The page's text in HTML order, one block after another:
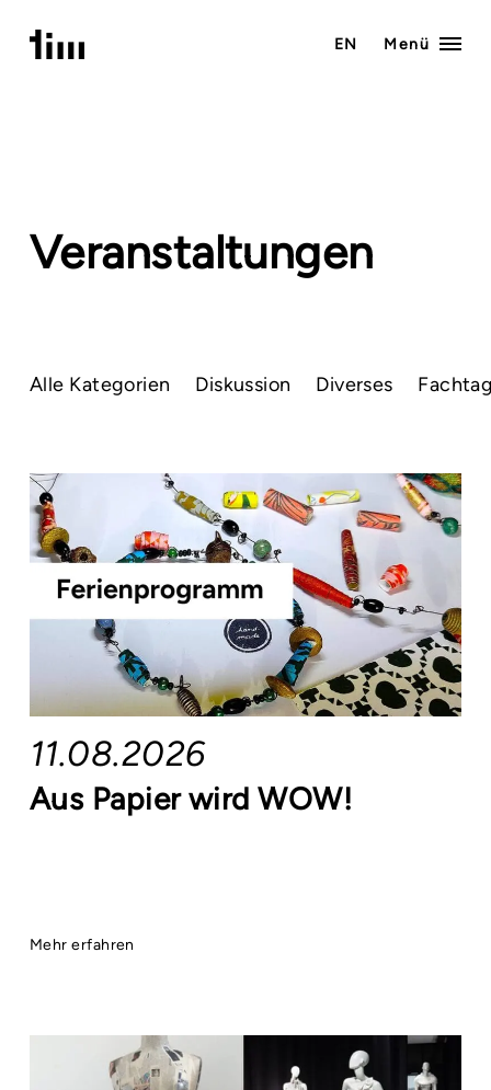
Inhalt
springen
EN Menü
Veranstaltungen
Alle Kategorien Diskussion Diverses
11.08.2026
Aus Papier wird WOW!
Mehr erfahren